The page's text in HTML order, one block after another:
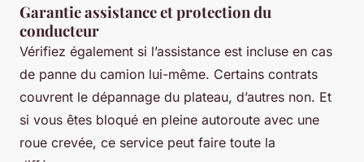
Garantie assistance et protection du
conducteur
Vérifiez également si l’assistance est incluse en cas
de panne du camion lui-même. Certains contrats
couvrent le dépannage du plateau, d’autres non. Et
si vous êtes bloqué en pleine autoroute avec une
roue crevée, ce service peut faire toute la